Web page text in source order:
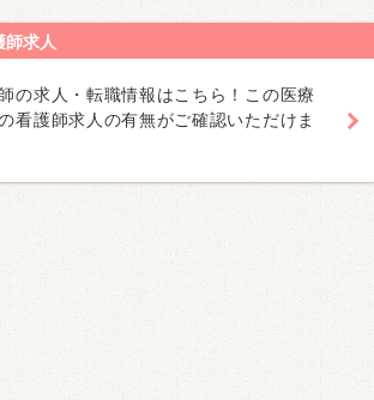
師求人
の求人・転職情報はこちら！この医療
看護師求人の有無がご確認いただけま